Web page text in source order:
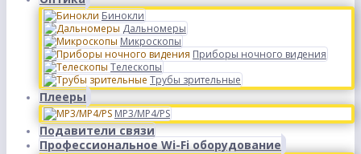
Бинокли
Дальномеры
Микроскопы
Приборы ночного видения
Телескопы
Трубы зрительные
Плееры
MP3/MP4/PS
Подавители связи
Профессиональное Wi-Fi оборудование